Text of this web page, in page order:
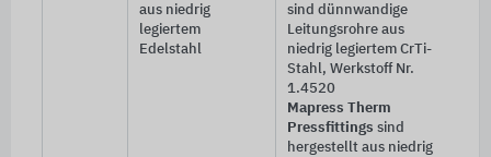
aus niedrig
legiertem
Edelstahl
sind dünnwandige
Leitungsrohre aus
niedrig legiertem CrTi-
Stahl, Werkstoff Nr.
1.4520
Mapress Therm
Pressfittings sind
hergestellt aus niedrig